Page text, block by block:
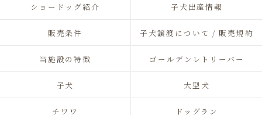
ショードッグ紹介 子犬出産情報
販売条件 子犬譲渡について / 販売規約
当施設の特徴 ゴールデンレトリーバー
子犬 大型犬
チワワ ドッグラン